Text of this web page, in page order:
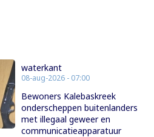
waterkant
08-aug-2026 - 07:00
Bewoners Kalebaskreek
onderscheppen buitenlanders
met illegaal geweer en
communicatieapparatuur